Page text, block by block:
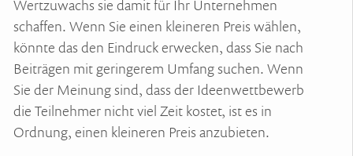
Wertzuwachs sie damit für Ihr Unternehmen
schaffen. Wenn Sie einen kleineren Preis wählen,
könnte das den Eindruck erwecken, dass Sie nach
Beiträgen mit geringerem Umfang suchen. Wenn
Sie der Meinung sind, dass der Ideenwettbewerb
die Teilnehmer nicht viel Zeit kostet, ist es in
Ordnung, einen kleineren Preis anzubieten.